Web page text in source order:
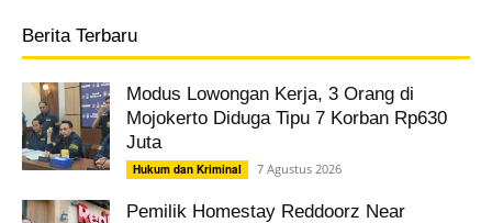
Berita Terbaru
Modus Lowongan Kerja, 3 Orang di
Mojokerto Diduga Tipu 7 Korban Rp630
Juta
Hukum dan Kriminal 7 Agustus 2026
Pemilik Homestay Reddoorz Near